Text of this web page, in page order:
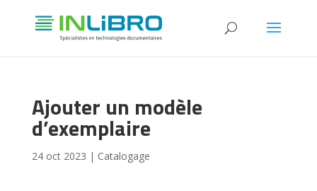
Ajouter un modèle
d’exemplaire
24 oct 2023 | Catalogage